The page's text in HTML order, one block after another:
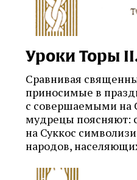
Уроки Торы
Сравнивая
приносимые в
с совершаемыми на
мудрецы поясняют:
на Суккос
народов,